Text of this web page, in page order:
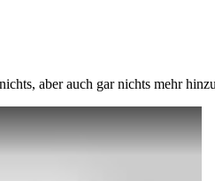
aber auch gar nichts mehr